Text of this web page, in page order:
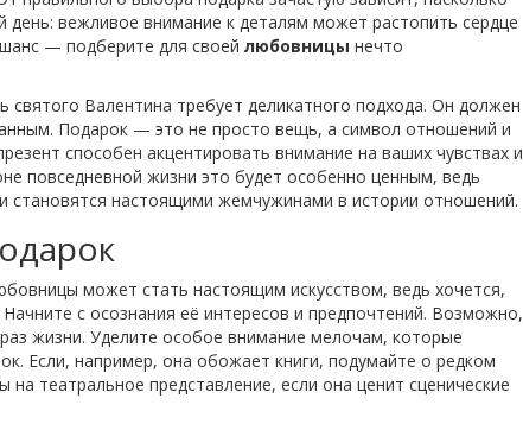
вежливое внимание к деталям может растопить сердце
— подберите для своей любовницы нечто
Валентина требует деликатного подхода. Он должен
Подарок — это не просто вещь, а символ отношений и
способен акцентировать внимание на ваших чувствах и
повседневной жизни это будет особенно ценным, ведь
становятся настоящими жемчужинами в истории отношений.
может стать настоящим искусством, ведь хочется,
с осознания её интересов и предпочтений. Возможно,
жизни. Уделите особое внимание мелочам, которые
Если, например, она обожает книги, подумайте о редком
театральное представление, если она ценит сценические